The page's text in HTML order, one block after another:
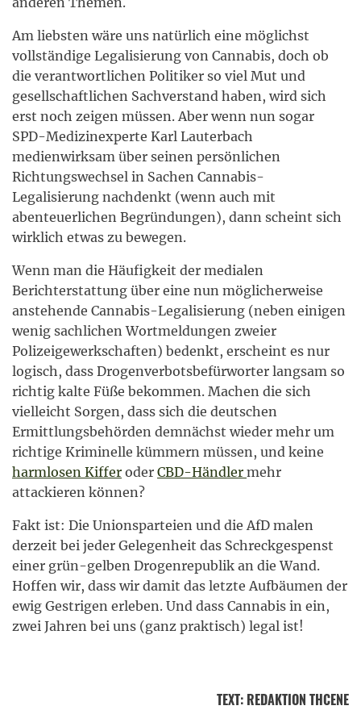
Am liebsten wäre uns natürlich eine möglichst
vollständige Legalisierung von Cannabis, doch ob
die verantwortlichen Politiker so viel Mut und
gesellschaftlichen Sachverstand haben, wird sich
erst noch zeigen müssen. Aber wenn nun sogar
SPD-Medizinexperte Karl Lauterbach
medienwirksam über seinen persönlichen
Richtungswechsel in Sachen Cannabis-
Legalisierung nachdenkt (wenn auch mit
abenteuerlichen Begründungen), dann scheint sich
wirklich etwas zu bewegen.
Wenn man die Häufigkeit der medialen
Berichterstattung über eine nun möglicherweise
anstehende Cannabis-Legalisierung (neben einigen
wenig sachlichen Wortmeldungen zweier
Polizeigewerkschaften) bedenkt, erscheint es nur
logisch, dass Drogenverbotsbefürworter langsam so
richtig kalte Füße bekommen. Machen die sich
vielleicht Sorgen, dass sich die deutschen
Ermittlungsbehörden demnächst wieder mehr um
richtige Kriminelle kümmern müssen, und keine
harmlosen Kiffer oder CBD-Händler mehr
attackieren können?
Fakt ist: Die Unionsparteien und die AfD malen
derzeit bei jeder Gelegenheit das Schreckgespenst
einer grün-gelben Drogenrepublik an die Wand.
Hoffen wir, dass wir damit das letzte Aufbäumen der
ewig Gestrigen erleben. Und dass Cannabis in ein,
zwei Jahren bei uns (ganz praktisch) legal ist!
TEXT: REDAKTION THCENE